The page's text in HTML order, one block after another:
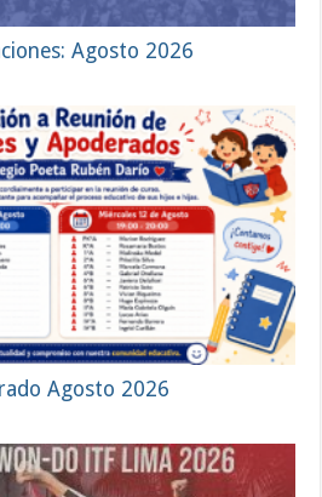
Agosto 2026
Agosto 2026